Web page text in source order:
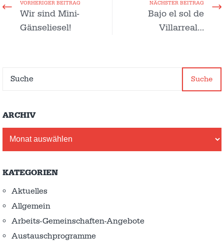
VORHERIGER BEITRAG
Wir sind Mini-
Gänseliesel!
NÄCHSTER BEITRAG
Bajo el sol de
Villarreal…
Suche
ARCHIV
KATEGORIEN
Aktuelles
Allgemein
Arbeits-Gemeinschaften-Angebote
Austausch­programme